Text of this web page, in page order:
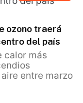
ozono traerá
del país
calor más
entre marzo